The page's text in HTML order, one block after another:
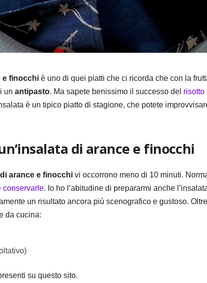
e finocchiè uno di quei piatti che ci ricorda che con la
un antipasto. Ma sapete benissimo il successo del risotto
è un tipico piatto di stagione, che potete
di arance e finocchi
arance e finocchivi occorrono meno di 10 minuti.
conservarle. Io ho l’abitudine di prepararmi anche
un risultato ancora più scenografico e gustoso.
da cucina:
su questo sito.